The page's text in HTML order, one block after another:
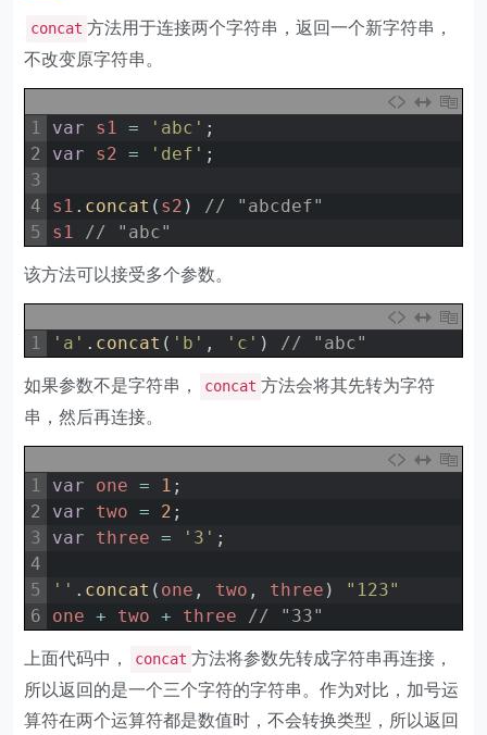
concat 方法用于连接两个字符串，返回一个新字符串，
不改变原字符串。
1
2
3
4
5
var s1 = 'abc' ;
var
s2 = 'def' ;
s1 . concat ( s2 )
// "abcdef"
s1
// "abc"
该方法可以接受多个参数。
1 'a' . concat ( 'b' , 'c' ) // "abc"
如果参数不是字符串， concat 方法会将其先转为字符
串，然后再连接。
1
2
3
4
5
6
var one = 1 ;
var
two = 2 ;
var
three = '3' ;
'' . concat ( one , two , three )
"123"
one + two + three // "33"
上面代码中， concat 方法将参数先转成字符串再连接，
所以返回的是一个三个字符的字符串。作为对比，加号运
算符在两个运算符都是数值时，不会转换类型，所以返回